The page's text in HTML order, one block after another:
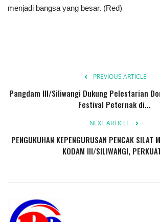
menjadi bangsa yang besar. (Red)
PREVIOUS ARTICLE
Pangdam III/Siliwangi Dukung Pelestarian
Festival Peternak di...
NEXT ARTICLE
PENGUKUHAN KEPENGURUSAN PENCAK SILAT
KODAM III/SILIWANGI,